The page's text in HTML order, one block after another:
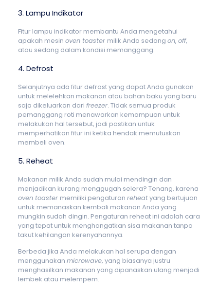
3. Lampu Indikator
Fitur lampu indikator membantu Anda mengetahui
apakah mesin oven toaster milik Anda sedang on, off,
atau sedang dalam kondisi memanggang.
4. Defrost
Selanjutnya ada fitur defrost yang dapat Anda gunakan
untuk melelehkan makanan atau bahan baku yang baru
saja dikeluarkan dari freezer. Tidak semua produk
pemanggang roti menawarkan kemampuan untuk
melakukan hal tersebut, jadi pastikan untuk
memperhatikan fitur ini ketika hendak memutuskan
membeli oven.
5. Reheat
Makanan milik Anda sudah mulai mendingin dan
menjadikan kurang menggugah selera? Tenang, karena
oven toaster memiliki pengaturan reheatyang bertujuan
untuk memanaskan kembali makanan Anda yang
mungkin sudah dingin. Pengaturan reheat ini adalah cara
yang tepat untuk menghangatkan sisa makanan tanpa
takut kehilangan kerenyahannya.
Berbeda jika Anda melakukan hal serupa dengan
menggunakan microwave, yang biasanya justru
menghasilkan makanan yang dipanaskan ulang menjadi
lembek atau melempem.